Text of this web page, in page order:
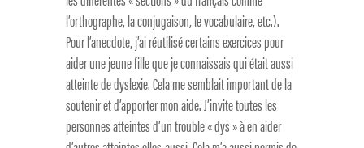
l’orthographe, la conjugaison, le vocabulaire, etc.).
Pour l’anecdote, j’ai réutilisé certains exercices pour
aider une jeune fille que je connaissais qui était aussi
atteinte de dyslexie. Cela me semblait important de la
soutenir et d’apporter mon aide. J’invite toutes les
personnes atteintes d’un trouble « dys » à en aider